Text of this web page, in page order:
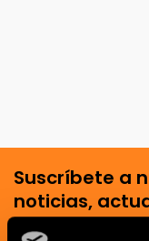
Suscríbete a
noticias,
creativas del